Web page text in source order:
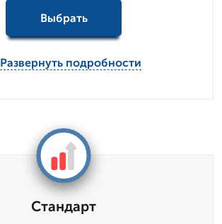
Выбрать
Развернуть подробности
Стандарт